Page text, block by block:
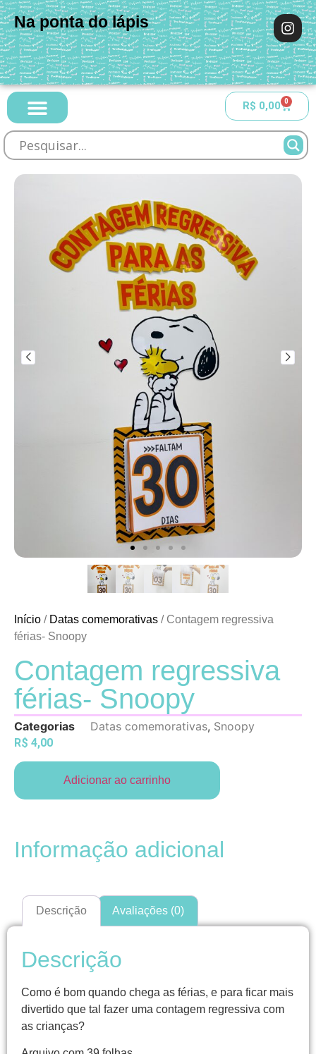
Na ponta do lápis
R$ 0,00 0
Início / Datas comemorativas / Contagem regressiva
férias- Snoopy
Contagem regressiva
férias- Snoopy
Categorias Datas comemorativas, Snoopy
R$ 4,00
Adicionar ao carrinho
Informação adicional
Descrição Avaliações (0)
Descrição
Como é bom quando chega as férias, e para ficar mais
divertido que tal fazer uma contagem regressiva com
as crianças?